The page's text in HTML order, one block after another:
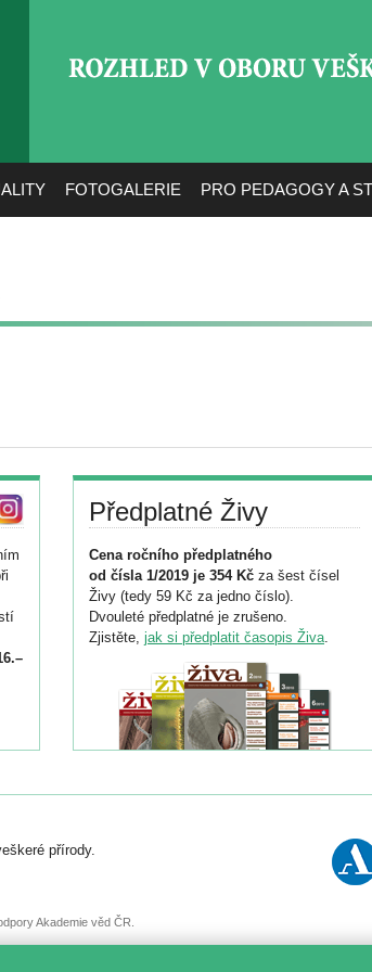
FOTOGALERIE PRO PEDAGOGY A
Předplatné Živy
Cena ročního předplatného
od čísla 1/2019 je 354 Kč za šest čísel
Živy (tedy 59 Kč za jedno číslo).
Dvouleté předplatné je zrušeno.
Zjistěte, jak si předplatit časopis Živa.
přírody.
Akademie věd ČR.